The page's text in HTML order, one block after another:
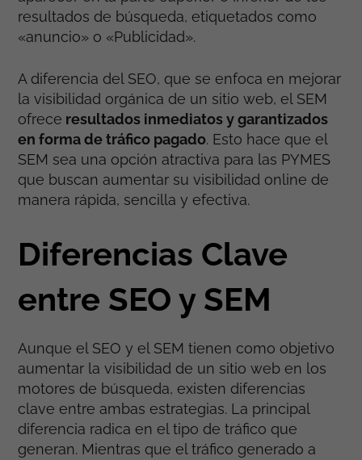
resultados de búsqueda, etiquetados como
«anuncio» o «Publicidad».
A diferencia del SEO, que se enfoca en mejorar
la visibilidad orgánica de un sitio web, el SEM
ofrece resultados inmediatos y garantizados
en forma de tráfico pagado. Esto hace que el
SEM sea una opción atractiva para las PYMES
que buscan aumentar su visibilidad online de
manera rápida, sencilla y efectiva.
Diferencias Clave
entre SEO y SEM
Aunque el SEO y el SEM tienen como objetivo
aumentar la visibilidad de un sitio web en los
motores de búsqueda, existen diferencias
clave entre ambas estrategias. La principal
diferencia radica en el tipo de tráfico que
generan. Mientras que el tráfico generado a